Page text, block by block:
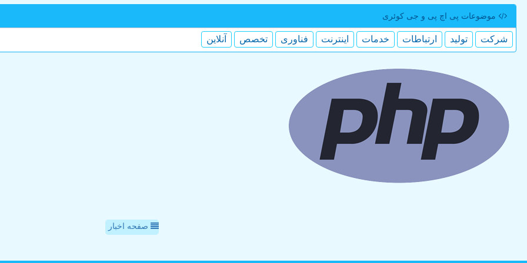
موضوعات پی اچ پی و جی كوئری
شركت تولید ارتباطات خدمات اینترنت فناوری تخصص آنلاین
صفحه اخبار